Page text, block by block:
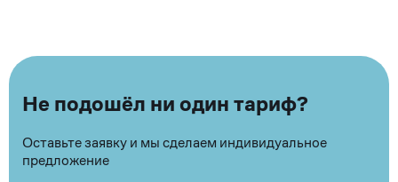
Не подошёл ни один тариф?
Оставьте заявку и мы сделаем индивидуальное
предложение